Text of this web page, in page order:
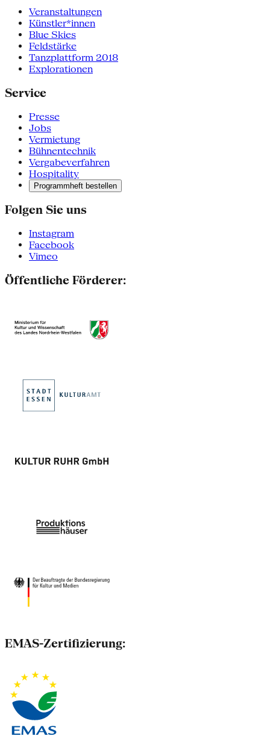
Veranstaltungen
Künstler*innen
Blue Skies
Feldstärke
Tanzplattform 2018
Explorationen
Service
Presse
Jobs
Vermietung
Bühnentechnik
Vergabeverfahren
Hospitality
Programmheft bestellen
Folgen Sie uns
Instagram
Facebook
Vimeo
Öffentliche Förderer:
EMAS-Zertifizierung: